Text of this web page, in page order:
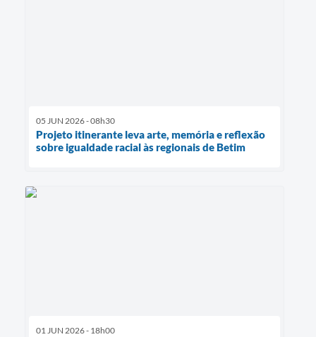
05 JUN 2026 - 08h30
Projeto itinerante leva arte, memória e reflexão
sobre igualdade racial às regionais de Betim
01 JUN 2026 - 18h00